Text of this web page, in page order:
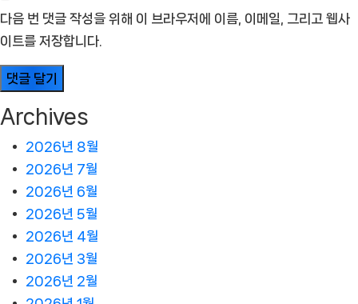
다음 번 댓글 작성을 위해 이 브라우저에 이름, 이메일, 그리고 웹사
이트를 저장합니다.
Archives
2026년 8월
2026년 7월
2026년 6월
2026년 5월
2026년 4월
2026년 3월
2026년 2월